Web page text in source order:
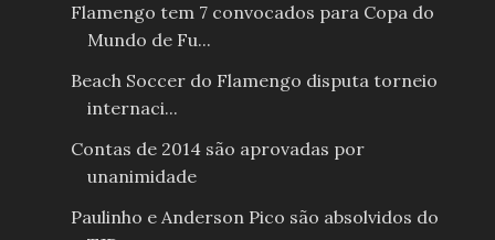
Flamengo tem 7 convocados para Copa do
Mundo de Fu...
Beach Soccer do Flamengo disputa torneio
internaci...
Contas de 2014 são aprovadas por
unanimidade
Paulinho e Anderson Pico são absolvidos do